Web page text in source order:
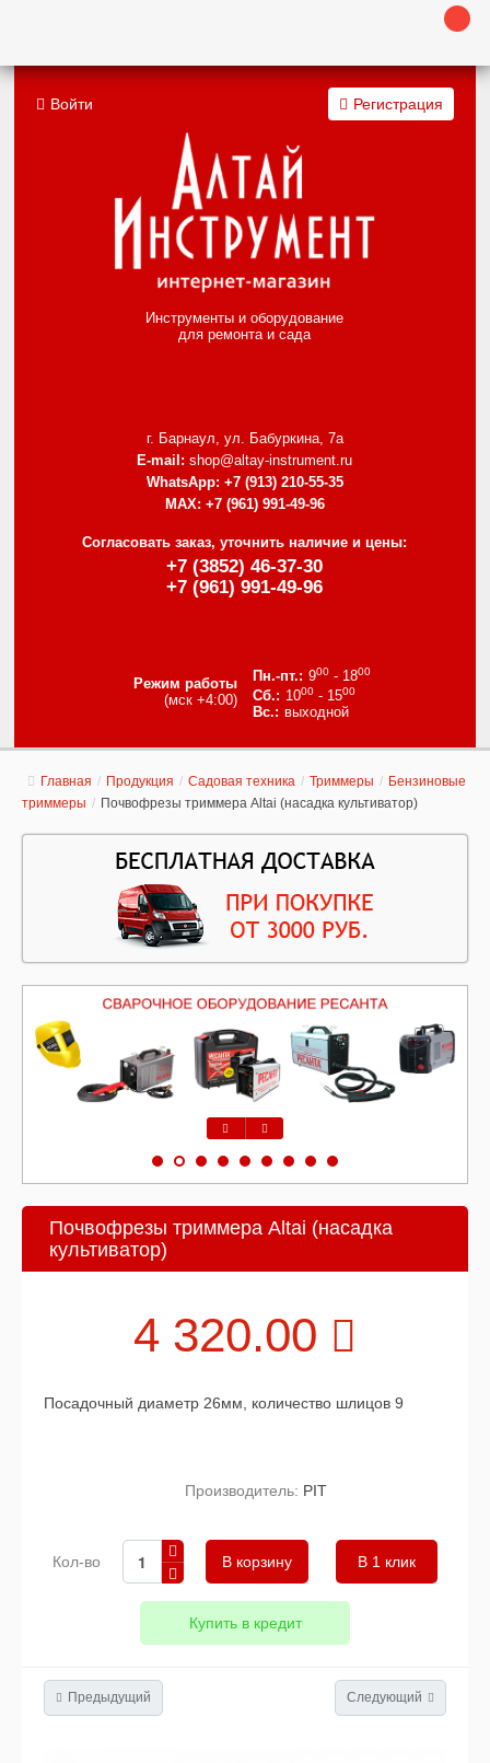
Инструменты и оборудование
для ремонта и сада
г. Барнаул, ул. Бабуркина, 7а
E-mail: shop@altay-instrument.ru
WhatsApp: +7 (913) 210-55-35
MAX: +7 (961) 991-49-96
Согласовать заказ, уточнить наличие и цены:
+7 (3852) 46-37-30
+7 (961) 991-49-96
Режим работы
(мск +4:00)
900- 1800
1000- 1500
выходной
Войти Регистрация
Главная / Продукция / Садовая техника / Триммеры / Бензиновые
триммеры / Почвофрезы триммера Altai (насадка культиватор)
Почвофрезы триммера Altai (насадка
культиватор)
4 320.00
Посадочный диаметр 26мм, количество шлицов 9
Производитель: PIT
Кол-во В 1 клик
Купить в кредит
Предыдущий Следующий